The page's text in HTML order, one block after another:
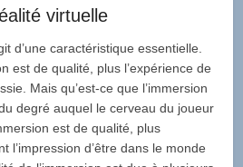
virtuelle
d’une caractéristique essentielle.
est de qualité, plus l’expérience de
Mais qu’est-ce que l’immersion
degré auquel le cerveau du joueur
est de qualité, plus
l’impression d’être dans le monde